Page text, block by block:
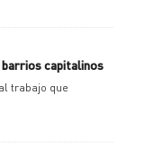
barrios capitalinos
trabajo que